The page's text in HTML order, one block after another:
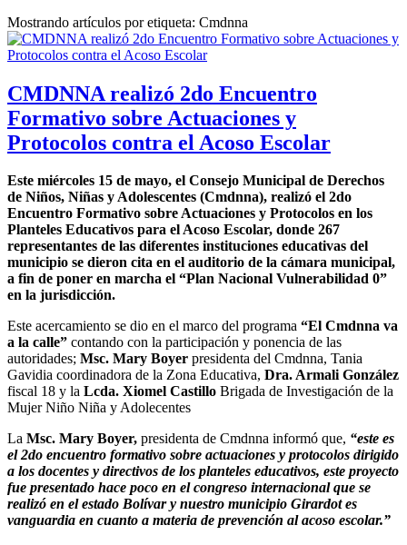
Mostrando artículos por etiqueta: Cmdnna
CMDNNA realizó 2do Encuentro
Formativo sobre Actuaciones y
Protocolos contra el Acoso Escolar
Este miércoles 15 de mayo, el Consejo Municipal de Derechos
de Niños, Niñas y Adolescentes (Cmdnna), realizó el 2do
Encuentro Formativo sobre Actuaciones y Protocolos en los
Planteles Educativos para el Acoso Escolar, donde 267
representantes de las diferentes instituciones educativas del
municipio se dieron cita en el auditorio de la cámara municipal,
a fin de poner en marcha el “Plan Nacional Vulnerabilidad 0”
en la jurisdicción.
Este acercamiento se dio en el marco del programa “El Cmdnna va
a la calle” contando con la participación y ponencia de las
autoridades; Msc. Mary Boyer presidenta del Cmdnna, Tania
Gavidia coordinadora de la Zona Educativa, Dra. Armali González
fiscal 18 y la Lcda. Xiomel Castillo Brigada de Investigación de la
Mujer Niño Niña y Adolecentes
La Msc. Mary Boyer, presidenta de Cmdnna informó que, “este es
el 2do encuentro formativo sobre actuaciones y protocolos dirigido
a los docentes y directivos de los planteles educativos, este proyecto
fue presentado hace poco en el congreso internacional que se
realizó en el estado Bolívar y nuestro municipio Girardot es
vanguardia en cuanto a materia de prevención al acoso escolar.”